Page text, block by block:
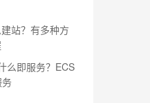
站？有多种方
么即服务？ECS